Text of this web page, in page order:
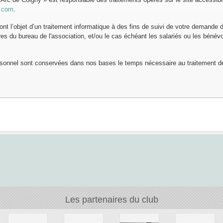
l’objet d’un traitement informatique à des fins de suivi de votre demande
du bureau de l'association, et/ou le cas échéant les salariés ou les
sont conservées dans nos bases le temps nécessaire au traitement
Les partenaires du club